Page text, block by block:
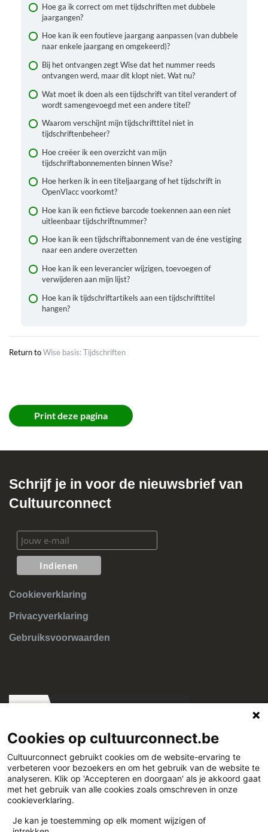
Hoe ga ik correct om met tijdschriften met dubbele
jaargangen?
Hoe kan ik een foutieve jaargang aanpassen (van dubbele
naar enkele jaargang en omgekeerd)?
Bij het ontvangen zegt Wise dat het nummer reeds
ontvangen werd, maar dit klopt niet. Wat nu?
Wat moet ik doen als een tijdschrift van titel verandert of
wordt samengevoegd met een andere titel?
Waarom verschijnt mijn tijdschrifttitel niet in
tijdschriftenbeheer?
Hoe creëer ik een overzicht van mijn
tijdschriftabonnementen binnen Wise?
Hoe herken ik in een titeljaargang of het tijdschrift in
OpenVlacc voorkomt?
Hoe kan ik een fictieve barcode toekennen aan een niet
uitleenbaar tijdschriftnummer?
Hoe kan ik een tijdschriftabonnement van de éne vestiging
naar een andere overzetten
Hoe kan ik een leverancier wijzigen, toevoegen of
verwijderen aan mijn lijst?
Hoe kan ik tijdschriftartikels aan een tijdschrifttitel
hangen?
Return toWise basis: Tijdschriften
Print deze pagina
Schrijf je in voor de nieuwsbrief van
Cultuurconnect
Cookieverklaring
Privacyverklaring
Gebruiksvoorwaarden
Cultuurconnect
Cookies op cultuurconnect.be
Cultuurconnect gebruikt cookies om de website-ervaring te
verbeteren voor bezoekers en om het gebruik van de website te
analyseren. Klik op 'Accepteren en doorgaan' als je akkoord gaat
met het gebruik van alle cookies zoals omschreven in onze
cookieverklaring.
Je kan je toestemming op elk moment wijzigen of